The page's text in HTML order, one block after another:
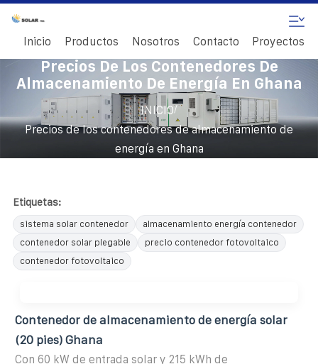
Inicio Productos Nosotros Contacto Proyectos
Precios De Los Contenedores De
Almacenamiento De Energía En Ghana
INICIO/
Precios de los contenedores de almacenamiento de
energía en Ghana
Etiquetas:
sistema solar contenedor
almacenamiento energía contenedor
contenedor solar plegable
precio contenedor fotovoltaico
contenedor fotovoltaico
Contenedor de almacenamiento de energía solar
(20 pies) Ghana
Con 60 kW de entrada solar y 215 kWh de